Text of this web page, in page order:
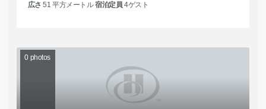
広さ 51 平方メートル宿泊定員 4ゲスト
0 photos